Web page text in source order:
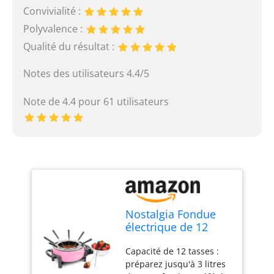
Convivialité :
Polyvalence :
Qualité du résultat :
Notes des utilisateurs 4.4/5
Note de 4.4 pour 61 utilisateurs
Nostalgia Fondue
électrique de 12
de la température
réglable, 8
Capacité de 12 tasses :
préparez jusqu'à 3 litres